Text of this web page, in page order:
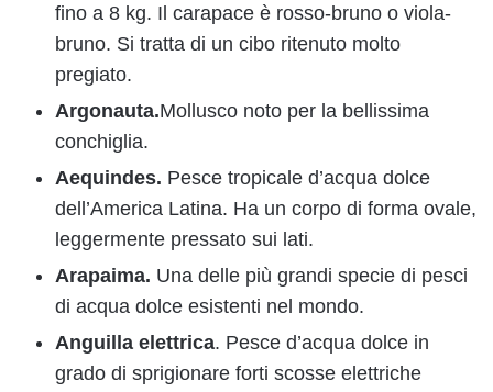
fino a 8 kg. Il carapace è rosso-bruno o viola-
bruno. Si tratta di un cibo ritenuto molto
pregiato.
Argonauta.Mollusco noto per la bellissima
conchiglia.
Aequindes. Pesce tropicale d’acqua dolce
dell’America Latina. Ha un corpo di forma ovale,
leggermente pressato sui lati.
Arapaima. Una delle più grandi specie di pesci
di acqua dolce esistenti nel mondo.
Anguilla elettrica. Pesce d’acqua dolce in
grado di sprigionare forti scosse elettriche